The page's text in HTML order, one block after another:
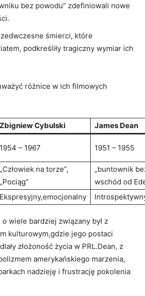
bez powodu” zdefiniowali nowe
śmierci, które
podkreśliły tragiczny wymiar ich
różnice w ich filmowych
Zbigniew Cybulski
James Dean
1954 – 1967 1951 – 1955
„Człowiek na torze”,
„Pociąg”
„buntownik
wschód od
Ekspresyjny,emocjonalny
wiele bardziej związany był z
kulturowym,gdzie jego postaci
złożoność życia w PRL.Dean, z
amerykańskiego marzenia,
nadzieję i frustrację pokolenia